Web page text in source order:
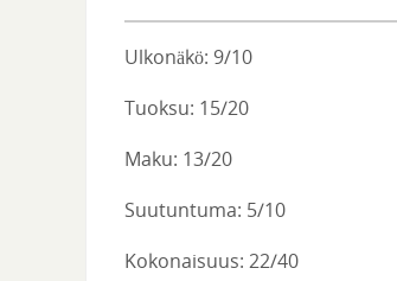
Ulkonäkö: 9/10
Tuoksu: 15/20
Maku: 13/20
Suutuntuma: 5/10
Kokonaisuus: 22/40